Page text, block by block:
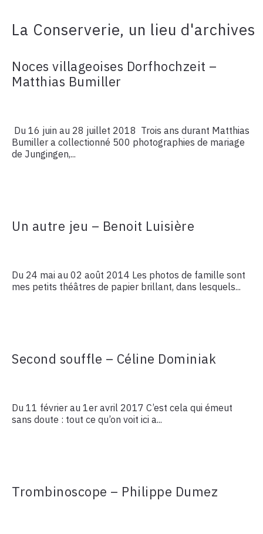
La Conserverie, un lieu d'archives
Noces villageoises Dorfhochzeit –
Matthias Bumiller
Du 16 juin au 28 juillet 2018 Trois ans durant Matthias
Bumiller a collectionné 500 photographies de mariage
de Jungingen,...
Un autre jeu – Benoit Luisière
Du 24 mai au 02 août 2014 Les photos de famille sont
mes petits théâtres de papier brillant, dans lesquels...
Second souffle – Céline Dominiak
Du 11 février au 1er avril 2017 C’est cela qui émeut
sans doute : tout ce qu’on voit ici a...
Trombinoscope – Philippe Dumez